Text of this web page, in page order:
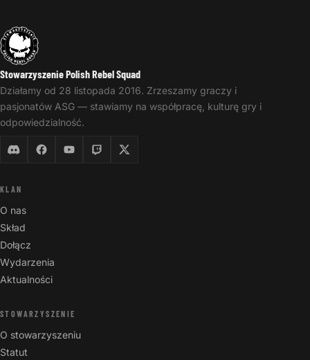
Stowarzyszenie Polish Rebel Squad
Działamy od 28 listopada 2016. Zrzeszamy graczy i
pasjonatów ASG — stawiamy na współpracę, kulturę gry i
odpowiedzialność.
KLAN
O nas
Skład
Dołącz
Wydarzenia
Aktualności
STOWARZYSZENIE
O stowarzyszeniu
Statut